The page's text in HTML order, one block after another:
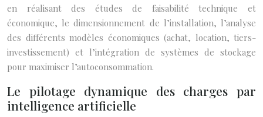
en réalisant des études de faisabilité technique et
économique, le dimensionnement de l’installation, l’analyse
des différents modèles économiques (achat, location, tiers-
investissement) et l’intégration de systèmes de stockage
pour maximiser l’autoconsommation.
Le pilotage dynamique des charges par
intelligence artificielle